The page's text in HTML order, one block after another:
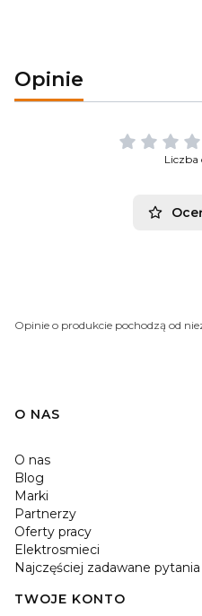
Opinie
Liczba
Opinie o produkcie pochodzą od
O NAS
O nas
Blog
Marki
Partnerzy
Oferty pracy
Elektrosmieci
Najczęściej zadawane pytania
TWOJE KONTO